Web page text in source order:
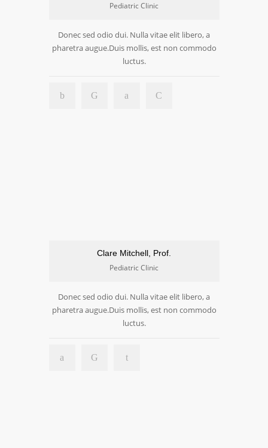
Pediatric Clinic
Donec sed odio dui. Nulla vitae elit libero, a
pharetra augue.Duis mollis, est non commodo
luctus.
Clare Mitchell, Prof.
Pediatric Clinic
Donec sed odio dui. Nulla vitae elit libero, a
pharetra augue.Duis mollis, est non commodo
luctus.